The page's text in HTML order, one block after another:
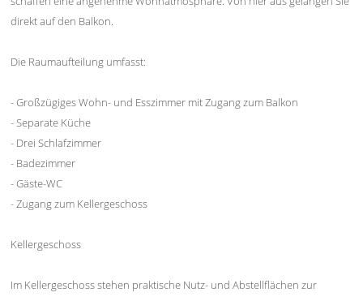
direkt auf den Balkon.
Die Raumaufteilung umfasst:
- Großzügiges Wohn- und Esszimmer mit Zugang zum Balkon
- Separate Küche
- Drei Schlafzimmer
- Badezimmer
- Gäste-WC
- Zugang zum Kellergeschoss
Kellergeschoss
Im Kellergeschoss stehen praktische Nutz- und Abstellflächen zur